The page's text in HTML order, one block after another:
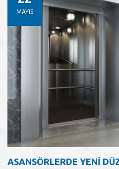
MAYIS
ASANSÖRLERDE YENİ